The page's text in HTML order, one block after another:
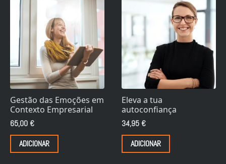
Gestão das Emoções em
Contexto Empresarial
65,00 €
ADICIONAR
Eleva a tua
autoconfiança
34,95 €
ADICIONAR